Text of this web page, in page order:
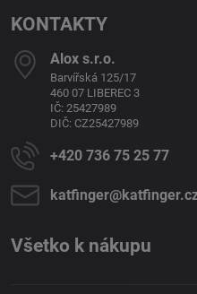
KONTAKTY
Alox s​.r​.o​.
Barvířská 125/17
460 07 LIBEREC 3
IČ: 25427989
DIČ: CZ25427989
+420 736 75 25 77
Všetko k nákupu